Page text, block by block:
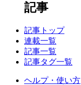
記事
記事トップ
連載一覧
記事一覧
記事タグ一覧
ヘルプ・使い方